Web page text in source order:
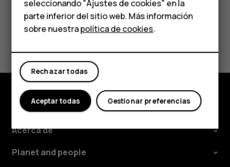
HMD Terra M
Comprar
Mi cuenta
¿Te ha parecido útil?
Sí No
Comprar
Acerca de
Planet and people
seleccionando "Ajustes de cookies" en la
parte inferior del sitio web. Más información
sobre nuestrapolítica de cookies.
Rechazar todas
Gestionar preferencias
Aceptar todas